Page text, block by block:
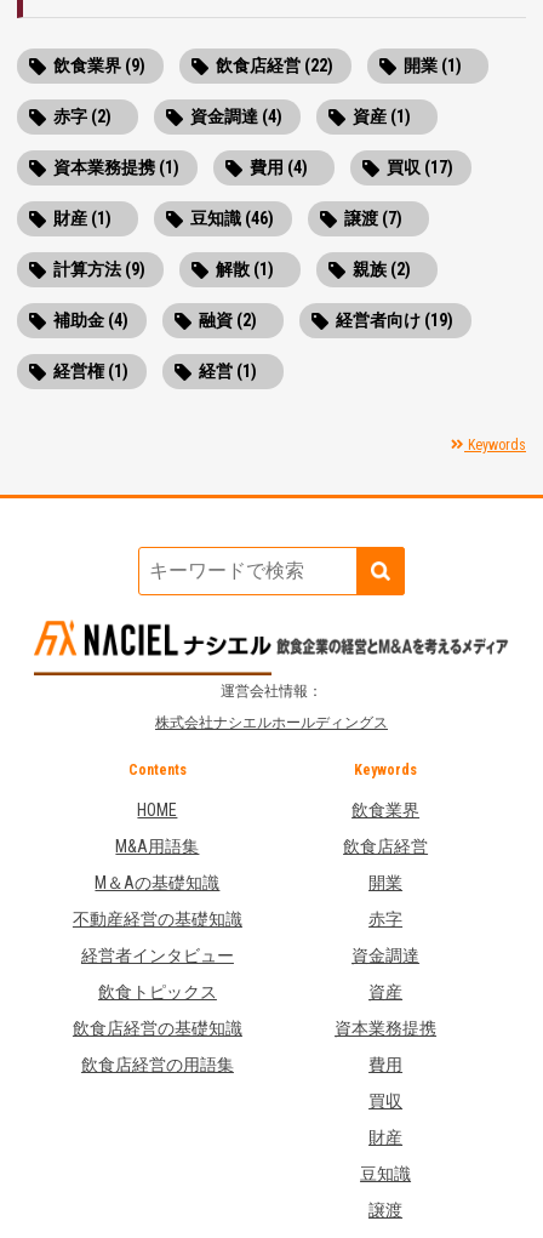
飲食業界 (9) 飲食店経営 (22) 開業 (1)
赤字 (2) 資金調達 (4) 資産 (1)
資本業務提携 (1) 費用 (4) 買収 (17)
財産 (1) 豆知識 (46) 譲渡 (7)
計算方法 (9) 解散 (1) 親族 (2)
補助金 (4) 融資 (2) 経営者向け (19)
経営権 (1) 経営 (1)
Keywords
運営会社情報：
株式会社ナシエルホールディングス
Contents
HOME
M&A用語集
M＆Aの基礎知識
不動産経営の基礎知識
経営者インタビュー
飲食トピックス
飲食店経営の基礎知識
飲食店経営の用語集
Keywords
飲食業界
飲食店経営
開業
赤字
資金調達
資産
資本業務提携
費用
買収
財産
豆知識
譲渡